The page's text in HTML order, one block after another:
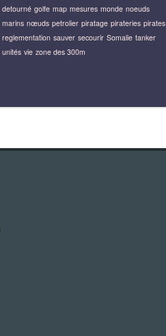
detourné golfe map mesures monde noeuds
marins nœuds petrolier piratage pirateries pirates
reglementation sauver secourir Somalie tanker
unités vie zone des 300m